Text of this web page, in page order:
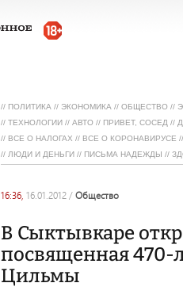
// ПОЛИТИКА // ЭКОНОМИКА // ОБЩЕСТВО //
// ТЕХНОЛОГИИ // АВТО // ПРИВЕТ, СОСЕД //
// ВСЕ О НАЛОГАХ // ВСЕ О КОРОНАВИРУСЕ //
// ЛЮДИ И ДЕНЬГИ // ПИСЬМА НАДЕЖДЫ //
16:36, 16.01.2012 / общество
В Сыктывкаре
посвященная 470-
Цильмы